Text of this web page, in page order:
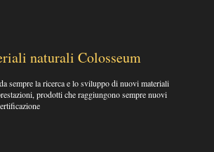
naturali Colosseum
sempre la ricerca e lo sviluppo di nuovi materiali
prodotti che raggiungono sempre nuovi